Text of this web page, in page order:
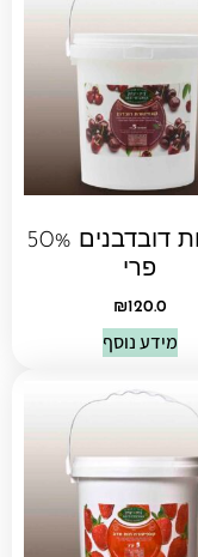
מרקחת דובדבנים 50%
פרי
₪120.0
מידע נוסף